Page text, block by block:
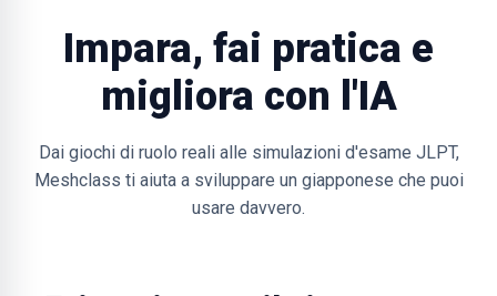
Impara, fai pratica e
migliora con l'IA
Dai giochi di ruolo reali alle simulazioni d'esame JLPT,
Meshclass ti aiuta a sviluppare un giapponese che puoi
usare davvero.